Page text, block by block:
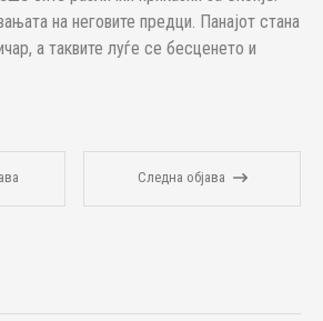
на неговите предци. Панајот стана
а таквите луѓе се бесценето и
Следна објава